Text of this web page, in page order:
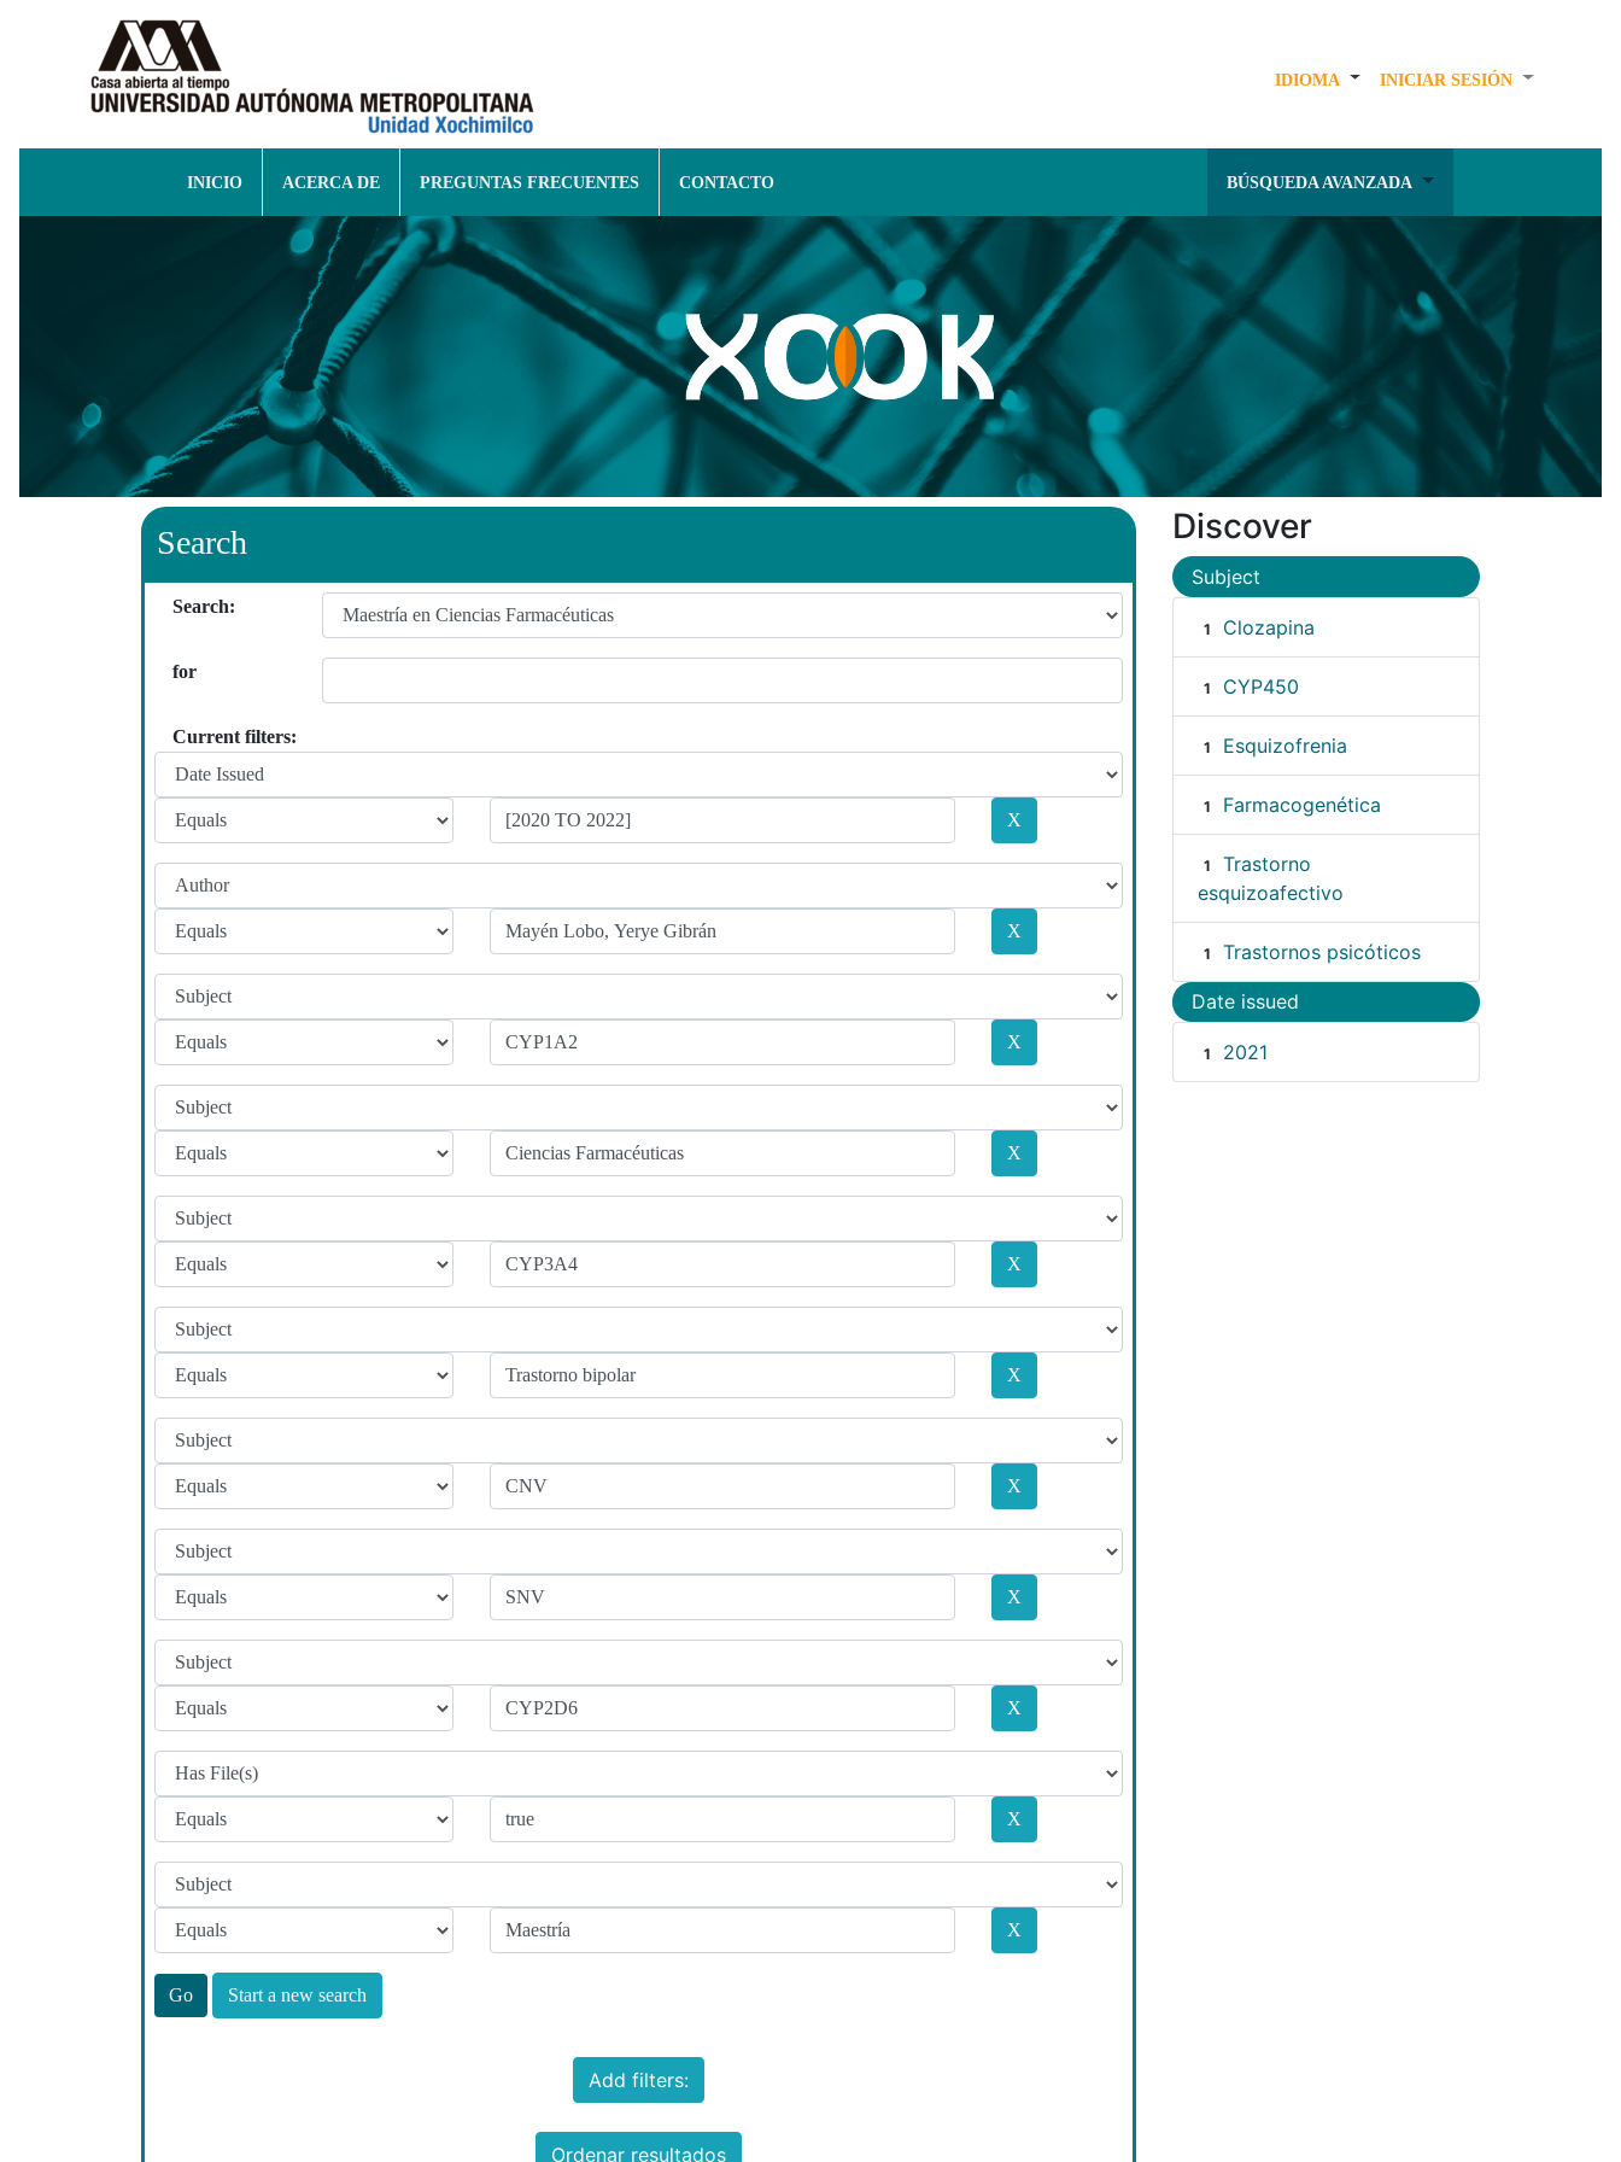
IDIOMA INICIAR SESIÓN
INICIO ACERCA DE PREGUNTAS FRECUENTES CONTACTO BÚSQUEDA AVANZADA
Search
Search:
for
Current filters:
Start a new search
Add filters:
Ordenar resultados
Discover
Subject
1 Clozapina
1 CYP450
1 Esquizofrenia
1 Farmacogenética
1
Trastorno
esquizoafectivo
1 Trastornos psicóticos
Date issued
1 2021